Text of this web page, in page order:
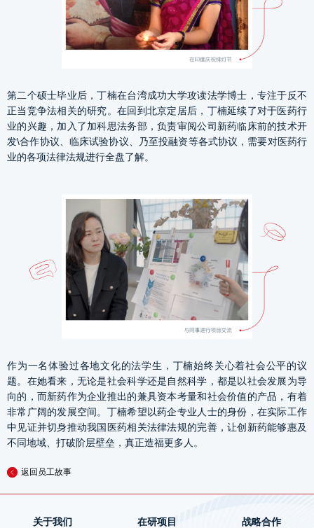
第二个硕士毕业后，丁楠在台湾成功大学攻读法学博士，专注于反不
正当竞争法相关的研究。在回到北京定居后，丁楠延续了对于医药行
业的兴趣，加入了加科思法务部，负责审阅公司新药临床前的技术开
发\合作协议、临床试验协议、乃至投融资等各式协议，需要对医药行
业的各项法律法规进行全盘了解。
作为一名体验过各地文化的法学生，丁楠始终关心着社会公平的议
题。在她看来，无论是社会科学还是自然科学，都是以社会发展为导
向的，而新药作为企业推出的兼具资本考量和社会价值的产品，有着
非常广阔的发展空间。丁楠希望以药企专业人士的身份，在实际工作
中见证并切身推动我国医药相关法律法规的完善，让创新药能够惠及
不同地域、打破阶层壁垒，真正造福更多人。
返回员工故事
关于我们 在研项目 战略合作